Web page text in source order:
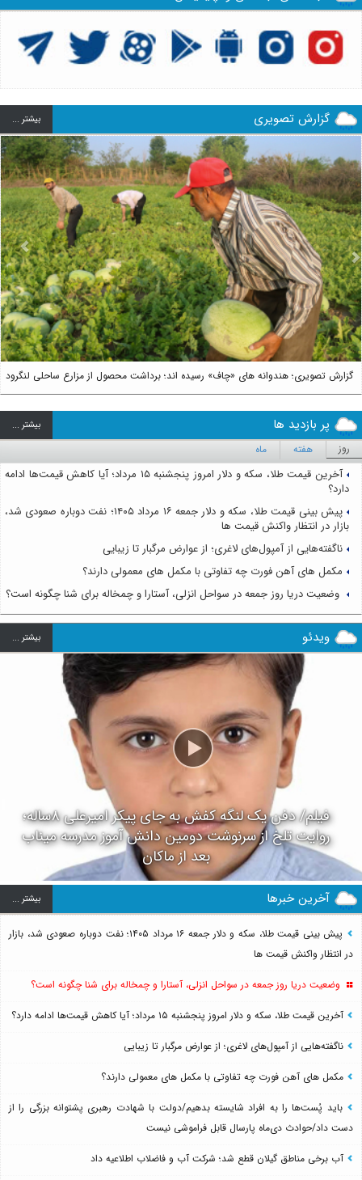
گزارش تصویری بيشتر ...
گزارش تصویری؛ هندوانه های «چاف» رسیده اند؛ برداشت محصول از مزارع ساحلی لنگرود
Next
پر بازدید ها بيشتر ...
روز هفته ماه
آخرین قیمت طلا، سکه و دلار امروز پنجشنبه ۱۵ مرداد؛ آیا کاهش قیمت‌ها ادامه
دارد؟
پیش بینی قیمت طلا، سکه و دلار جمعه ۱۶ مرداد ۱۴۰۵؛ نفت دوباره صعودی شد،
بازار در انتظار واکنش قیمت ها
ناگفته‌هایی از آمپول‌های لاغری؛ از عوارض مرگبار تا زیبایی
مکمل های آهن فورت چه تفاوتی با مکمل های معمولی دارند؟
وضعیت دریا روز جمعه در سواحل انزلی، آستارا و چمخاله برای شنا چگونه است؟
ویدئو بيشتر ...
فیلم/ دفن یک لنگه کفش به جای پیکر امیرعلی ۸ساله؛
روایت تلخ از سرنوشت دومین دانش آموز مدرسه میناب
بعد از ماکان
آخرین خبرها بيشتر ...
پیش بینی قیمت طلا، سکه و دلار جمعه ۱۶ مرداد ۱۴۰۵؛ نفت دوباره صعودی شد، بازار
در انتظار واکنش قیمت ها
وضعیت دریا روز جمعه در سواحل انزلی، آستارا و چمخاله برای شنا چگونه است؟
آخرین قیمت طلا، سکه و دلار امروز پنجشنبه ۱۵ مرداد؛ آیا کاهش قیمت‌ها ادامه دارد؟
ناگفته‌هایی از آمپول‌های لاغری؛ از عوارض مرگبار تا زیبایی
مکمل های آهن فورت چه تفاوتی با مکمل های معمولی دارند؟
باید پُست‌ها را به افراد شایسته بدهیم/دولت با شهادت رهبری پشتوانه بزرگی را از
دست داد/حوادث دی‌ماه پارسال قابل فراموشی نیست
آب برخی مناطق گیلان قطع شد؛ شرکت آب و فاضلاب اطلاعیه داد